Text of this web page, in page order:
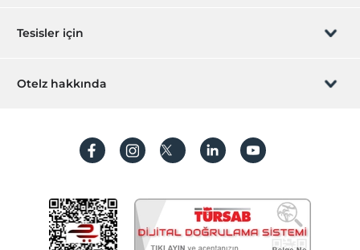
Sıkça sorulan sorular
İşlem rehberi
Hediye Kart
Hesap oluştur
Tesisler için
Hemen tesisinizi ekleyin
Otelz hakkında
Koşullar ve şartlar